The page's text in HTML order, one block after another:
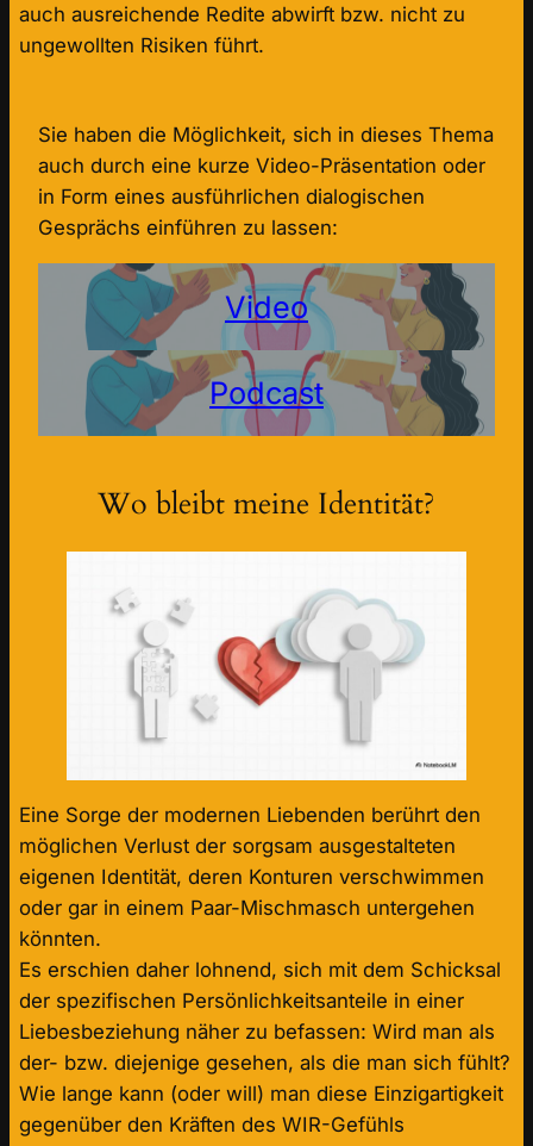
auch ausreichende Redite abwirft bzw. nicht zu
ungewollten Risiken führt.
Sie haben die Möglichkeit, sich in dieses Thema
auch durch eine kurze Video-Präsentation oder
in Form eines ausführlichen dialogischen
Gesprächs einführen zu lassen:
Video
Podcast
Wo bleibt meine Identität?
Eine Sorge der modernen Liebenden berührt den
möglichen Verlust der sorgsam ausgestalteten
eigenen Identität, deren Konturen verschwimmen
oder gar in einem Paar-Mischmasch untergehen
könnten.
Es erschien daher lohnend, sich mit dem Schicksal
der spezifischen Persönlichkeitsanteile in einer
Liebesbeziehung näher zu befassen: Wird man als
der- bzw. diejenige gesehen, als die man sich fühlt?
Wie lange kann (oder will) man diese Einzigartigkeit
gegenüber den Kräften des WIR-Gefühls